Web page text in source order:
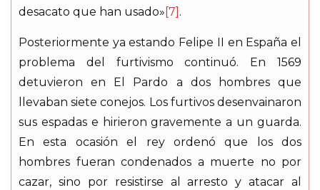
desacato que han usado» [7] .
Posteriormente ya estando Felipe II en España el
problema del furtivismo continuó. En 1569
detuvieron en El Pardo a dos hombres que
llevaban siete conejos. Los furtivos desenvainaron
sus espadas e hirieron gravemente a un guarda.
En esta ocasión el rey ordenó que los dos
hombres fueran condenados a muerte no por
cazar, sino por resistirse al arresto y atacar al